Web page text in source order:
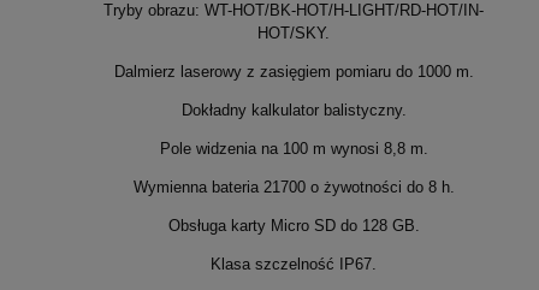
Tryby obrazu: WT-HOT/BK-HOT/H-LIGHT/RD-HOT/IN-
HOT/SKY.
Dalmierz laserowy z zasięgiem pomiaru do 1000 m.
Dokładny kalkulator balistyczny.
Pole widzenia na 100 m wynosi 8,8 m.
Wymienna bateria 21700 o żywotności do 8 h.
Obsługa karty Micro SD do 128 GB.
Klasa szczelność IP67.